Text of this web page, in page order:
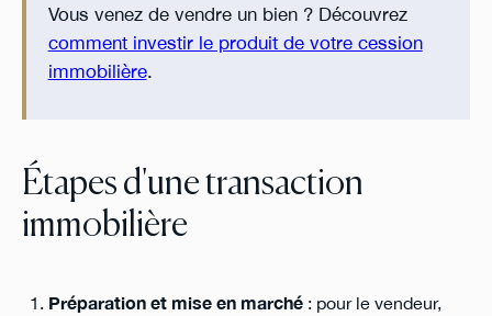
Vous venez de vendre un bien ? Découvrez
comment investir le produit de votre cession
immobilière.
Étapes d'une transaction
immobilière
Préparation et mise en marché: pour le vendeur,